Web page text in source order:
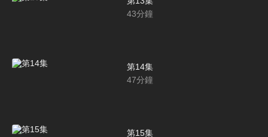
43分鐘
第14集
47分鐘
第15集